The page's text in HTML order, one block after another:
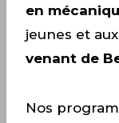
en
jeunes et
venant de
Nos